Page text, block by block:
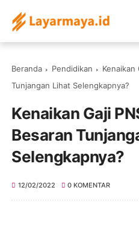
Beranda Pendidikan
Kenaikan
Tunjangan Lihat Selengkapnya?
Kenaikan Gaji
Besaran
Selengkapnya?
12/02/2022 0 KOMENTAR